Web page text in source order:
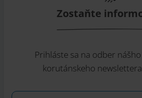
Zostaňte
Prihláste sa na odber
korutánskeho